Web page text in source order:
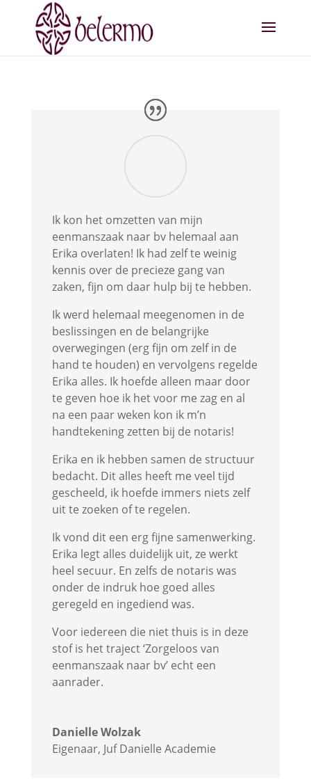
Ik kon het omzetten van mijn
eenmanszaak naar bv helemaal aan
Erika overlaten! Ik had zelf te weinig
kennis over de precieze gang van
zaken, fijn om daar hulp bij te hebben.
Ik werd helemaal meegenomen in de
beslissingen en de belangrijke
overwegingen (erg fijn om zelf in de
hand te houden) en vervolgens regelde
Erika alles. Ik hoefde alleen maar door
te geven hoe ik het voor me zag en al
na een paar weken kon ik m’n
handtekening zetten bij de notaris!
Erika en ik hebben samen de structuur
bedacht. Dit alles heeft me veel tijd
gescheeld, ik hoefde immers niets zelf
uit te zoeken of te regelen.
Ik vond dit een erg fijne samenwerking.
Erika legt alles duidelijk uit, ze werkt
heel secuur. En zelfs de notaris was
onder de indruk hoe goed alles
geregeld en ingediend was.
Voor iedereen die niet thuis is in deze
stof is het traject ‘Zorgeloos van
eenmanszaak naar bv’ echt een
aanrader.
Danielle Wolzak
Eigenaar, Juf Danielle Academie